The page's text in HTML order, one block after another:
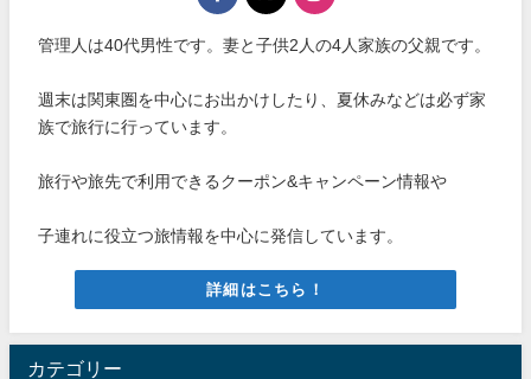
管理人は40代男性です。妻と子供2人の4人家族の父親です。
週末は関東圏を中心にお出かけしたり、夏休みなどは必ず家
族で旅行に行っています。
旅行や旅先で利用できるクーポン&キャンペーン情報や
子連れに役立つ旅情報を中心に発信しています。
詳細はこちら！
カテゴリー